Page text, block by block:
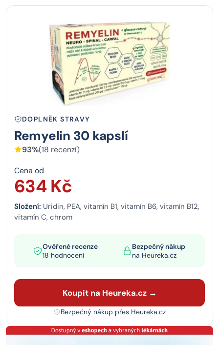
DOPLNĚK STRAVY
Remyelin 30 kapslí
93%(18 recenzí)
Cena od
634 Kč
Složení: Uridin, PEA, vitamín B1, vitamín B6, vitamín B12,
vitamín C, chrom
Ověřené recenze
18 hodnocení
Bezpečný nákup
na Heureka.cz
Koupit na Heureka.cz →
Bezpečný nákup přes Heureka.cz